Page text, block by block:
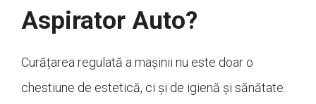
Aspirator Auto?
Curățarea regulată a mașinii nu este doar o
chestiune de estetică, ci și de igienă și sănătate.